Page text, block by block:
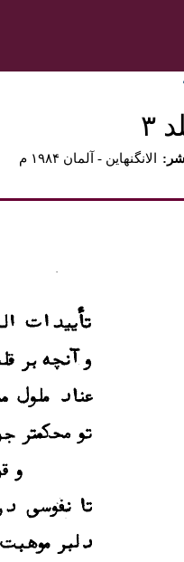
۳
الانگنهاين - آلمان ۱۹۸۴ م